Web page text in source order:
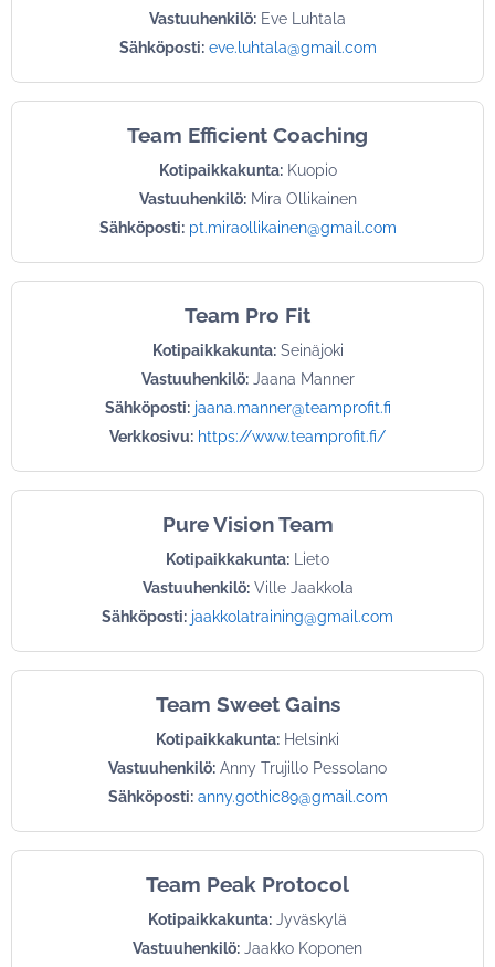
Vastuuhenkilö: Eve Luhtala
Sähköposti: eve.luhtala@gmail.com
Team Efficient Coaching
Kotipaikkakunta:Kuopio
Vastuuhenkilö:Mira Ollikainen
Sähköposti: pt.miraollikainen@gmail.com
Team Pro Fit
Kotipaikkakunta:Seinäjoki
Vastuuhenkilö:Jaana Manner
Sähköposti: jaana.manner@teamprofit.fi
Verkkosivu: https://www.teamprofit.fi/
Pure Vision Team
Kotipaikkakunta: Lieto
Vastuuhenkilö:Ville Jaakkola
Sähköposti: jaakkolatraining@gmail.com
Team Sweet Gains
Kotipaikkakunta: Helsinki
Vastuuhenkilö: Anny Trujillo Pessolano
Sähköposti: anny.gothic89@gmail.com
Team Peak Protocol
Kotipaikkakunta: Jyväskylä
Vastuuhenkilö: Jaakko Koponen